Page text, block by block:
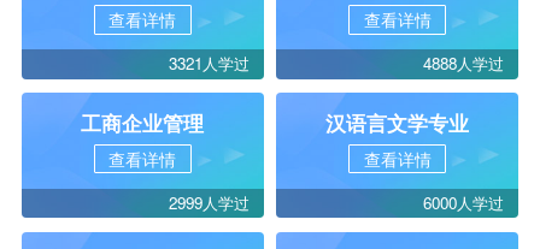
查看详情
3321人学过
查看详情
4888人学过
工商企业管理
查看详情
2999人学过
汉语言文学专业
查看详情
6000人学过